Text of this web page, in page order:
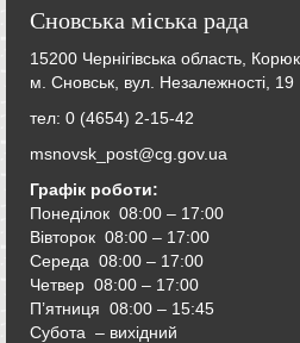
Сновська міська рада
15200 Чернігівська область,
м. Сновськ, вул. Незалежності, 19
тел: 0 (4654) 2-15-42
msnovsk_post@cg.gov.ua
Графік роботи:
Понеділок 08:00 – 17:00
Вівторок 08:00 – 17:00
Середа 08:00 – 17:00
Четвер 08:00 – 17:00
П’ятниця 08:00 – 15:45
Субота – вихідний